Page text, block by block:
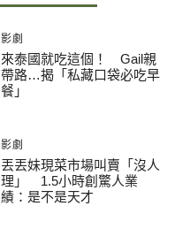
影劇
來泰國就吃這個！ Gail親
帶路…揭「私藏口袋必吃早
餐」
影劇
丟丟妹現菜市場叫賣「沒人
理」 1.5小時創驚人業
績：是不是天才